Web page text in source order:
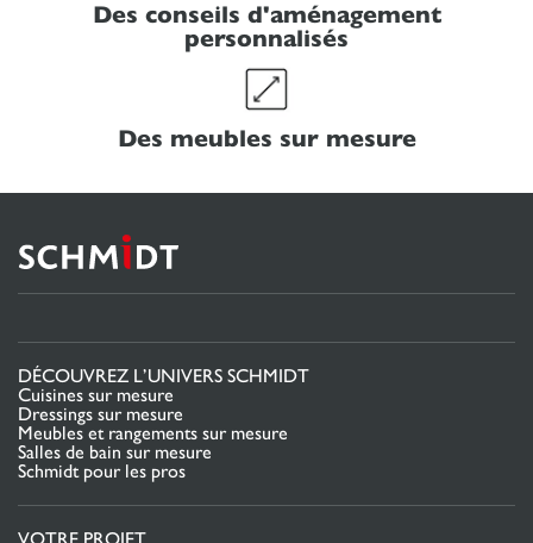
Des conseils d'aménagement
personnalisés
Des meubles sur mesure
DÉCOUVREZ L’UNIVERS SCHMIDT
Cuisines sur mesure
Dressings sur mesure
Meubles et rangements sur mesure
Salles de bain sur mesure
Schmidt pour les pros